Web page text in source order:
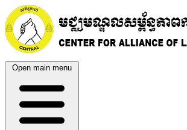
Open main menu